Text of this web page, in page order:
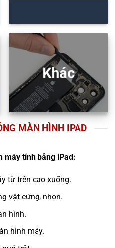
Khác
MÀN HÌNH IPAD
máy tính bảng iPad:
từ trên cao xuống.
vật cứng, nhọn.
hình.
hình máy.